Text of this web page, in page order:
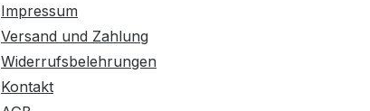
Impressum
Versand und Zahlung
Widerrufsbelehrungen
Kontakt